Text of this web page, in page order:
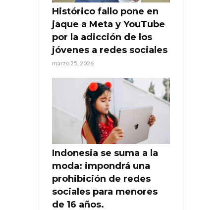
Histórico fallo pone en
jaque a Meta y YouTube
por la adicción de los
jóvenes a redes sociales
marzo 25, 2026
Indonesia se suma a la
moda: impondrá una
prohibición de redes
sociales para menores
de 16 años.